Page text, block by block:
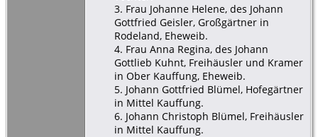
3. Frau Johanne Helene, des Johann
Gottfried Geisler, Großgärtner in
Rodeland, Eheweib.
4. Frau Anna Regina, des Johann
Gottlieb Kuhnt, Freihäusler und Kramer
in Ober Kauffung, Eheweib.
5. Johann Gottfried Blümel, Hofegärtner
in Mittel Kauffung.
6. Johann Christoph Blümel, Freihäusler
in Mittel Kauffung.